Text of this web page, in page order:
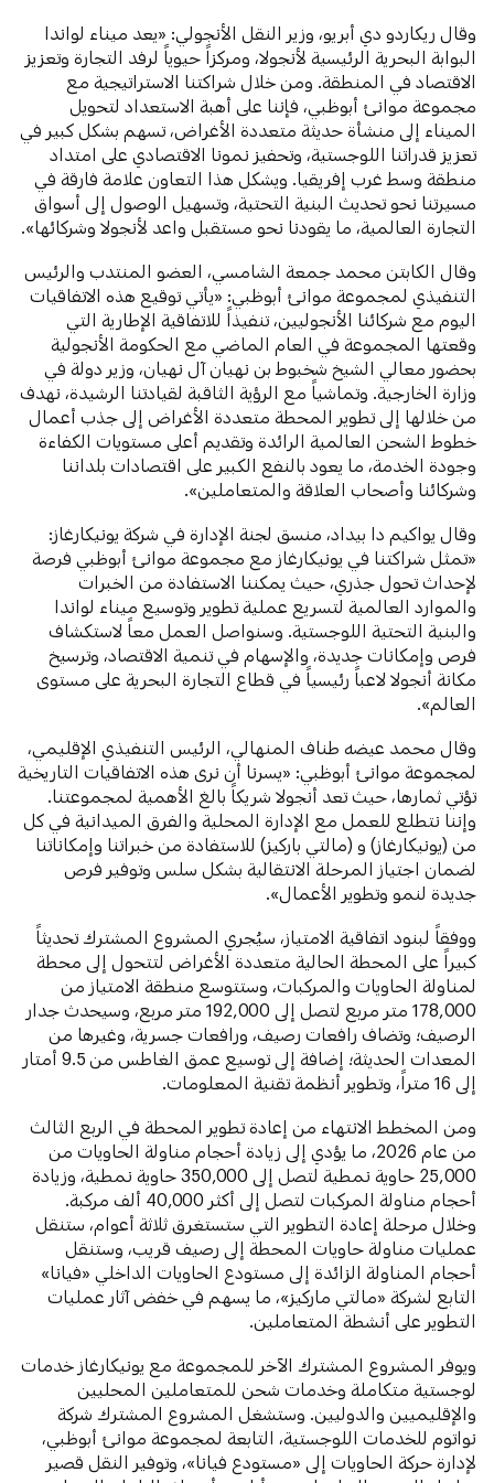
وقال ريكاردو دي أبريو، وزير النقل الأنجولي: «يعد ميناء لواندا
البوابة البحرية الرئيسية لأنجولا، ومركزاً حيوياً لرفد التجارة وتعزيز
الاقتصاد في المنطقة. ومن خلال شراكتنا الاستراتيجية مع
مجموعة موانئ أبوظبي، فإننا على أهبة الاستعداد لتحويل
الميناء إلى منشأة حديثة متعددة الأغراض، تسهم بشكل كبير في
تعزيز قدراتنا اللوجستية، وتحفيز نمونا الاقتصادي على امتداد
منطقة وسط غرب إفريقيا. ويشكل هذا التعاون علامة فارقة في
مسيرتنا نحو تحديث البنية التحتية، وتسهيل الوصول إلى أسواق
التجارة العالمية، ما يقودنا نحو مستقبل واعد لأنجولا وشركائها».
وقال الكابتن محمد جمعة الشامسي، العضو المنتدب والرئيس
التنفيذي لمجموعة موانئ أبوظبي: «يأتي توقيع هذه الاتفاقيات
اليوم مع شركائنا الأنجوليين، تنفيذاً للاتفاقية الإطارية التي
وقعتها المجموعة في العام الماضي مع الحكومة الأنجولية
بحضور معالي الشيخ شخبوط بن نهيان آل نهيان، وزير دولة في
وزارة الخارجية. وتماشياً مع الرؤية الثاقبة لقيادتنا الرشيدة، نهدف
من خلالها إلى تطوير المحطة متعددة الأغراض إلى جذب أعمال
خطوط الشحن العالمية الرائدة وتقديم أعلى مستويات الكفاءة
وجودة الخدمة، ما يعود بالنفع الكبير على اقتصادات بلداننا
وشركائنا وأصحاب العلاقة والمتعاملين».
وقال يواكيم دا بيداد، منسق لجنة الإدارة في شركة يونيكارغاز:
«تمثل شراكتنا في يونيكارغاز مع مجموعة موانئ أبوظبي فرصة
لإحداث تحول جذري، حيث يمكننا الاستفادة من الخبرات
والموارد العالمية لتسريع عملية تطوير وتوسيع ميناء لواندا
والبنية التحتية اللوجستية. وسنواصل العمل معاً لاستكشاف
فرص وإمكانات جديدة، والإسهام في تنمية الاقتصاد، وترسيخ
مكانة أنجولا لاعباً رئيسياً في قطاع التجارة البحرية على مستوى
العالم».
وقال محمد عيضه طناف المنهالي، الرئيس التنفيذي الإقليمي،
لمجموعة موانئ أبوظبي: «يسرنا أن نرى هذه الاتفاقيات التاريخية
تؤتي ثمارها، حيث تعد أنجولا شريكاً بالغ الأهمية لمجموعتنا.
وإننا نتطلع للعمل مع الإدارة المحلية والفرق الميدانية في كل
من (يونيكارغاز) و (مالتي باركيز) للاستفادة من خبراتنا وإمكاناتنا
لضمان اجتياز المرحلة الانتقالية بشكل سلس وتوفير فرص
جديدة لنمو وتطوير الأعمال».
ووفقاً لبنود اتفاقية الامتياز، سيُجري المشروع المشترك تحديثاً
كبيراً على المحطة الحالية متعددة الأغراض لتتحول إلى محطة
لمناولة الحاويات والمركبات، وستتوسع منطقة الامتياز من
178,000 متر مربع لتصل إلى 192,000 متر مربع، وسيحدث جدار
الرصيف؛ وتضاف رافعات رصيف، ورافعات جسرية، وغيرها من
المعدات الحديثة؛ إضافة إلى توسيع عمق الغاطس من 9.5 أمتار
إلى 16 متراً، وتطوير أنظمة تقنية المعلومات.
ومن المخطط الانتهاء من إعادة تطوير المحطة في الربع الثالث
من عام 2026، ما يؤدي إلى زيادة أحجام مناولة الحاويات من
25,000 حاوية نمطية لتصل إلى 350,000 حاوية نمطية، وزيادة
أحجام مناولة المركبات لتصل إلى أكثر 40,000 ألف مركبة.
وخلال مرحلة إعادة التطوير التي ستستغرق ثلاثة أعوام، ستنقل
عمليات مناولة حاويات المحطة إلى رصيف قريب، وستنقل
أحجام المناولة الزائدة إلى مستودع الحاويات الداخلي «فيانا»
التابع لشركة «مالتي ماركيز»، ما يسهم في خفض آثار عمليات
التطوير على أنشطة المتعاملين.
ويوفر المشروع المشترك الآخر للمجموعة مع يونيكارغاز خدمات
لوجستية متكاملة وخدمات شحن للمتعاملين المحليين
والإقليميين والدوليين. وستشغل المشروع المشترك شركة
نواتوم للخدمات اللوجستية، التابعة لمجموعة موانئ أبوظبي،
لإدارة حركة الحاويات إلى «مستودع فيانا»، وتوفير النقل قصير